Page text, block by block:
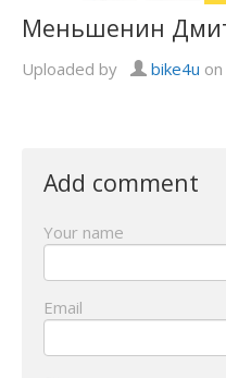
Меньшенин
Uploaded by bike4u
Add comment
Your name
Email